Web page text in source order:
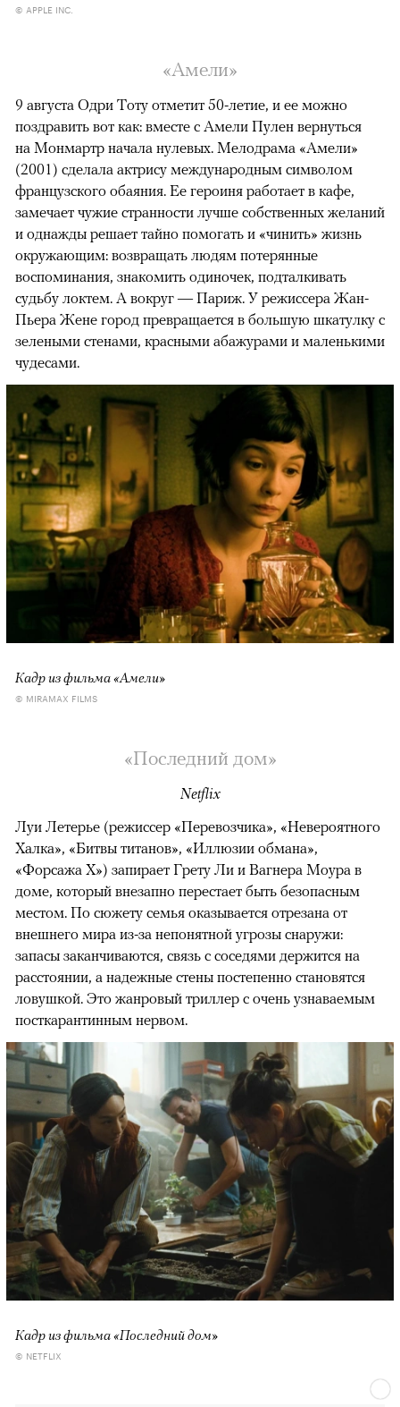
© APPLE INC.
«Амели»
9 августа Одри Тоту отметит 50-летие, и ее можно
поздравить вот как: вместе с Амели Пулен вернуться
на Монмартр начала нулевых. Мелодрама «Амели»
(2001) сделала актрису международным символом
французского обаяния. Ее героиня работает в кафе,
замечает чужие странности лучше собственных желаний
и однажды решает тайно помогать и «чинить» жизнь
окружающим: возвращать людям потерянные
воспоминания, знакомить одиночек, подталкивать
судьбу локтем. А вокруг — Париж. У режиссера Жан-
Пьера Жене город превращается в большую шкатулку с
зелеными стенами, красными абажурами и маленькими
чудесами.
Кадр из фильма «Амели»
© MIRAMAX FILMS
«Последний дом»
Netflix
Луи Летерье (режиссер «Перевозчика», «Невероятного
Халка», «Битвы титанов», «Иллюзии обмана»,
«Форсажа X») запирает Грету Ли и Вагнера Моура в
доме, который внезапно перестает быть безопасным
местом. По сюжету семья оказывается отрезана от
внешнего мира из-за непонятной угрозы снаружи:
запасы заканчиваются, связь с соседями держится на
расстоянии, а надежные стены постепенно становятся
ловушкой. Это жанровый триллер с очень узнаваемым
посткарантинным нервом.
Кадр из фильма «Последний дом»
© NETFLIX